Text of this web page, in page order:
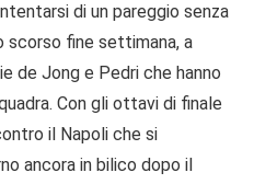
di un pareggio senza
scorso fine settimana, a
de Jong e Pedri che hanno
Con gli ottavi di finale
il Napoli che si
ancora in bilico dopo il